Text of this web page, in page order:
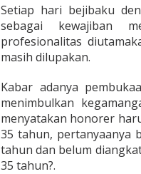
Setiap hari bejibaku
sebagai kewajiban
profesionalitas
masih dilupakan.
Kabar adanya
menimbulkan
menyatakan honorer
35 tahun, pertanyaanya
tahun dan belum
35 tahun?.